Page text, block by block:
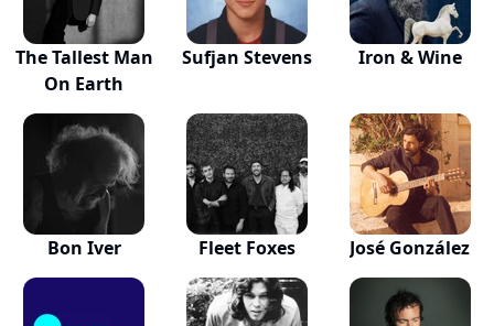
The Tallest Man
On Earth
Sufjan Stevens Iron & Wine
Bon Iver Fleet Foxes José González